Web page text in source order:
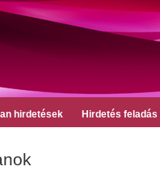
hirdetések Hirdetés feladás